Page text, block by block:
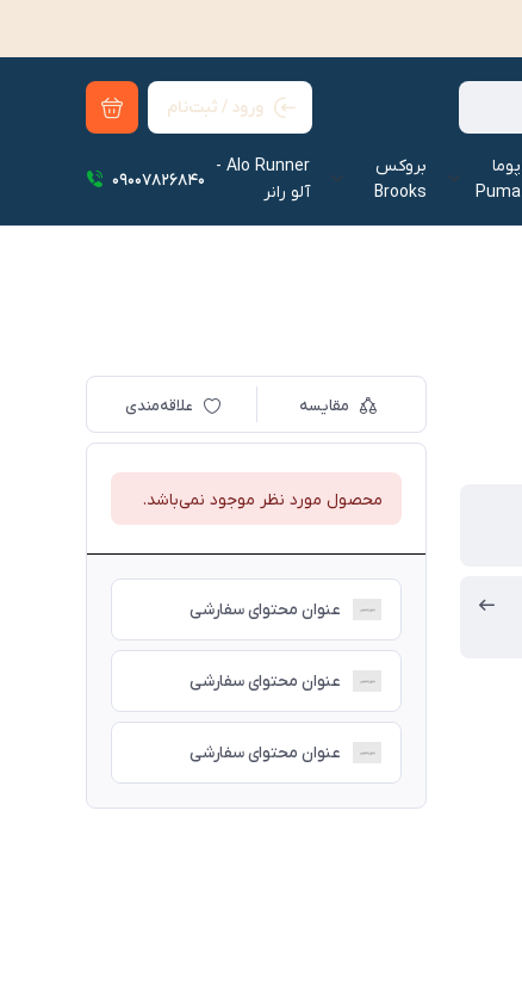
ورود / ثبت‌نام
پوما
Puma
بروکس
Brooks
Alo Runner -
آلو رانر‌
09007826840
مقایسه علاقه‌مندی
محصول مورد نظر موجود نمی‌باشد.
عنوان محتوای سفارشی
عنوان محتوای سفارشی
عنوان محتوای سفارشی